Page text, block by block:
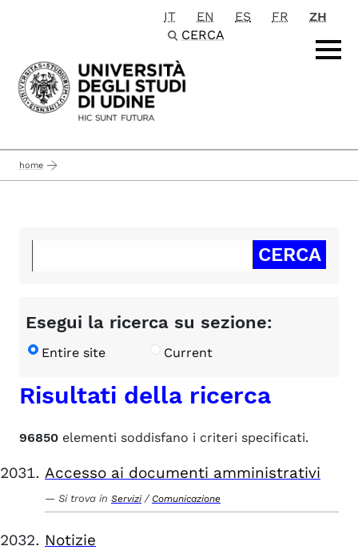
Passa al contenuto principale
IT EN ES FR
ZH
CERCA
home
Esegui la ricerca su sezione:
Entire site Current
Risultati della ricerca
96850 elementi soddisfano i criteri specificati.
Accesso ai documenti amministrativi
Si trova in Servizi / Comunicazione
Notizie